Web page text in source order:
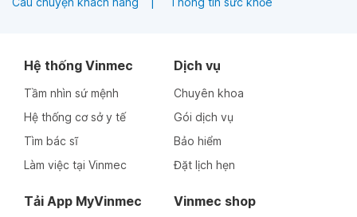
Hệ thống Vinmec
Tầm nhìn sứ mệnh
Hệ thống cơ sở y tế
Tìm bác sĩ
Làm việc tại Vinmec
Dịch vụ
Chuyên khoa
Gói dịch vụ
Bảo hiểm
Đặt lịch hẹn
Tải App MyVinmec Vinmec shop